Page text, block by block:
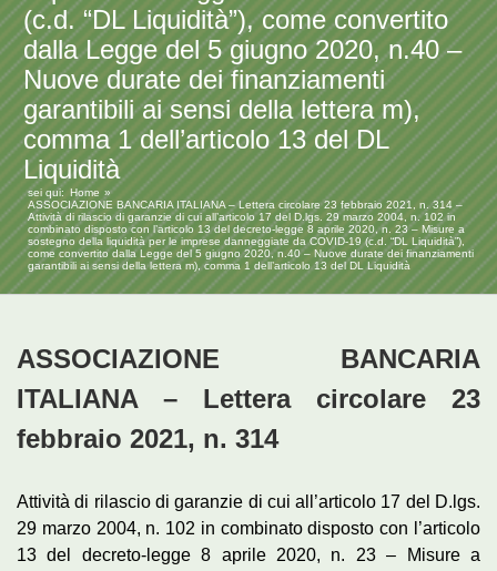
(c.d. “DL Liquidità”), come convertito
dalla Legge del 5 giugno 2020, n.40 –
Nuove durate dei finanziamenti
garantibili ai sensi della lettera m),
comma 1 dell’articolo 13 del DL
Liquidità
sei qui:
Home
ASSOCIAZIONE BANCARIA ITALIANA – Lettera circolare 23 febbraio 2021, n. 314 –
Attività di rilascio di garanzie di cui all’articolo 17 del D.lgs. 29 marzo 2004, n. 102 in
combinato disposto con l’articolo 13 del decreto-legge 8 aprile 2020, n. 23 – Misure a
sostegno della liquidità per le imprese danneggiate da COVID-19 (c.d. “DL Liquidità”),
come convertito dalla Legge del 5 giugno 2020, n.40 – Nuove durate dei finanziamenti
garantibili ai sensi della lettera m), comma 1 dell’articolo 13 del DL Liquidità
ASSOCIAZIONE BANCARIA
ITALIANA – Lettera circolare 23
febbraio 2021, n. 314
Attività di rilascio di garanzie di cui all’articolo 17 del D.lgs.
29 marzo 2004, n. 102 in combinato disposto con l’articolo
13 del decreto-legge 8 aprile 2020, n. 23 – Misure a